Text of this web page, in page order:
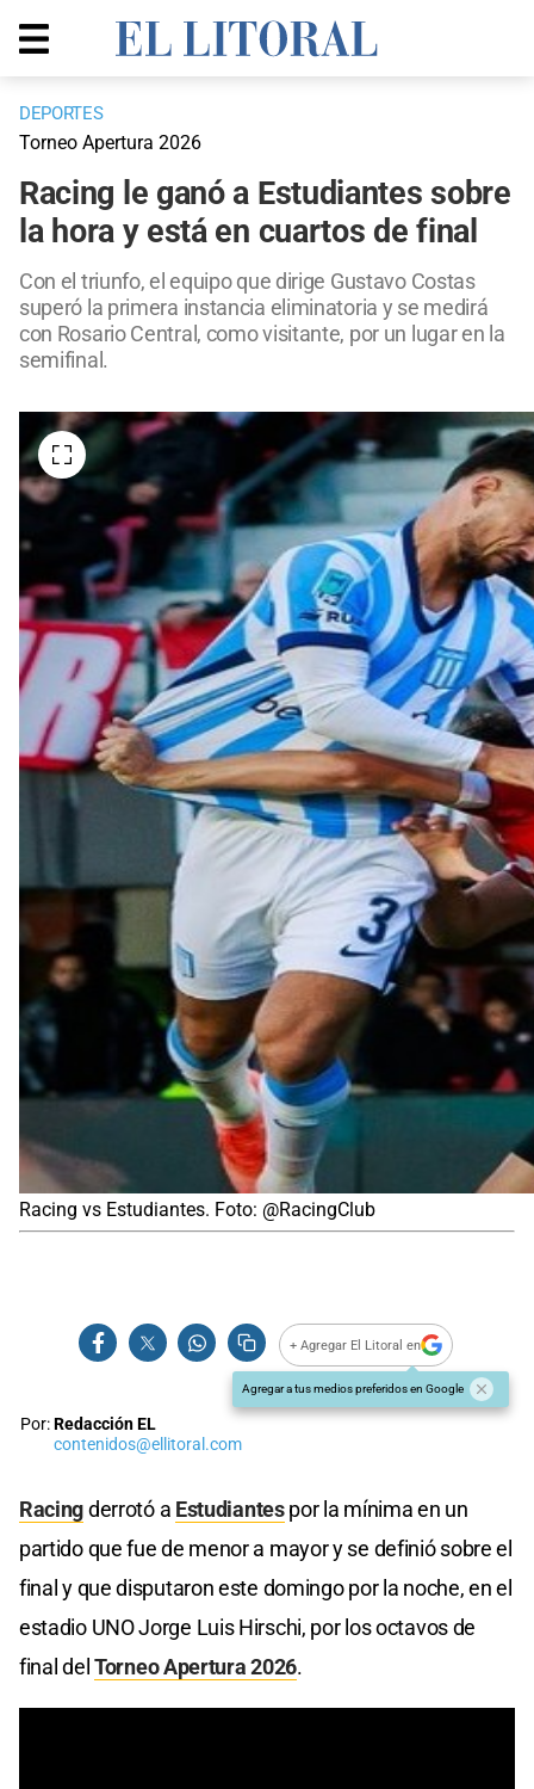
DEPORTES
Torneo Apertura 2026
Racing le ganó a Estudiantes sobre
la hora y está en cuartos de final
Con el triunfo, el equipo que dirige Gustavo Costas
superó la primera instancia eliminatoria y se medirá
con Rosario Central, como visitante, por un lugar en la
semifinal.
Racing vs Estudiantes. Foto: @RacingClub
+ Agregar El Litoral en
Agregar a tus medios preferidos en Google
Por:Redacción EL
contenidos@ellitoral.com
Racingderrotó a Estudiantespor la mínima en un
partido que fue de menor a mayor y se definió sobre el
final y que disputaron este domingo por la noche, en el
estadio UNO Jorge Luis Hirschi, por los octavos de
final delTorneo Apertura 2026.